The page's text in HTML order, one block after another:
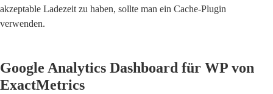
akzeptable Ladezeit zu haben, sollte man ein Cache-Plugin
verwenden.
Google Analytics Dashboard für WP von
ExactMetrics